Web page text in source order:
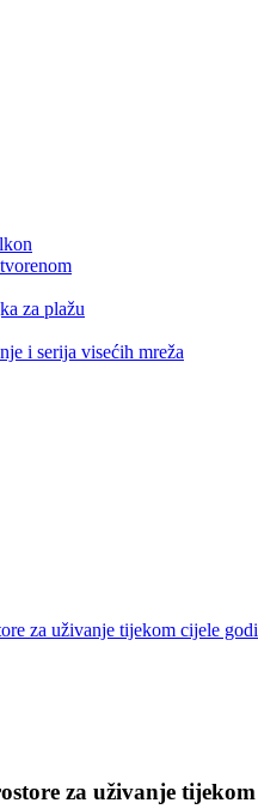
za plažu
i serija visećih mreža
za uživanje tijekom cijele
za uživanje tijekom